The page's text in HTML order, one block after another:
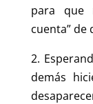
para que
cuenta” de
2.
demás